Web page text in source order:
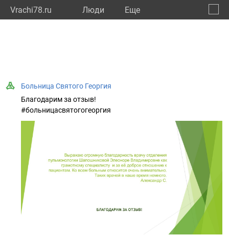
Vrachi78.ru Люди Eще
Больница Святого Георгия
Благодарим за отзыв!
#больницасвятогогеоргия